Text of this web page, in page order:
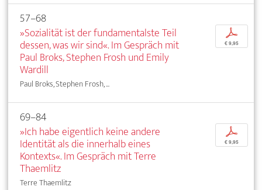
57–68
»Sozialität ist der fundamentalste Teil
dessen, was wir sind«. Im Gespräch mit
Paul Broks, Stephen Frosh und Emily
Wardill
Paul Broks, Stephen Frosh, ...
p
€ 9,95
69–84
»Ich habe eigentlich keine andere
Identität als die innerhalb eines
Kontexts«. Im Gespräch mit Terre
Thaemlitz
Terre Thaemlitz
p
€ 9,95